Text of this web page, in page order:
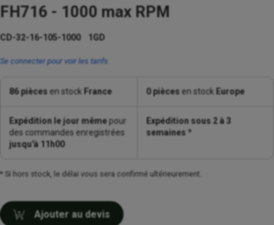
FH716 - 1000 max RPM
CD-32-16-105-1000 1GD
Se connecter pour voir les tarifs
86 piècesen stock France 0 piècesen stock Europe
Expédition le jour mêmepour
des commandes enregistrées
jusqu'à 11h00
Expédition sous 2 à 3
semaines *
* Si hors stock, le délai vous sera confirmé ultérieurement.
Ajouter au devis